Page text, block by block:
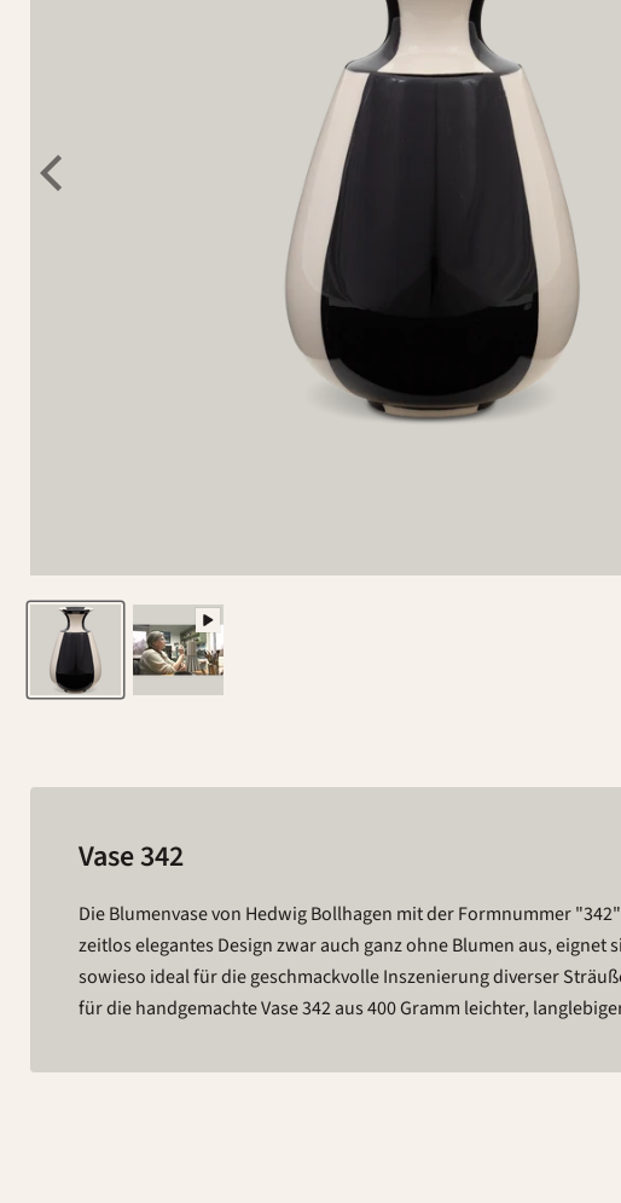
Vase 342
Die Blumenvase von Hedwig Bollhagen mit der Formnummer
zeitlos elegantes Design zwar auch ganz ohne Blumen aus, eignet
sowieso ideal für die geschmackvolle Inszenierung diverser
für die handgemachte Vase 342 aus 400 Gramm leichter,
bauchiger Korpus im ovalen Ton, der sich zum trichterförmig
Dank ihrer Form neigen sich die Blüten elegant in alle
sicher in der 16 Zentimeter hohen Vase stehen. Bei einem